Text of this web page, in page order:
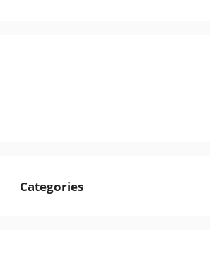
Categories